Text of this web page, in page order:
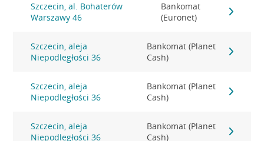
Szczecin, al. Bohaterów
Warszawy 46
Bankomat
(Euronet)
Szczecin, aleja
Niepodległości 36
Bankomat (Planet
Cash)
Szczecin, aleja
Niepodległości 36
Bankomat (Planet
Cash)
Szczecin, aleja
Niepodległości 36
Bankomat (Planet
Cash)